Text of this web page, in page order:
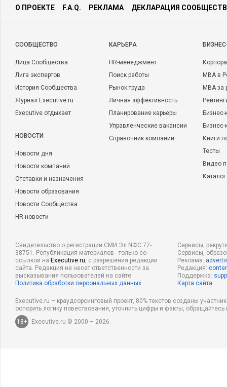
О ПРОЕКТЕ F.A.Q. РЕКЛАМА ДЕКЛАРАЦИЯ
CООБЩЕСТВО
Лица Сообщества
Лига экспертов
История Сообщества
Журнал Executive.ru
Executive отдыхает
НОВОСТИ
Новости дня
Новости компаний
Отставки и назначения
Новости образования
Новости Сообщества
HR-новости
КАРЬЕРА
HR-менеджмент
Поиск работы
Рынок труда
Личная эффективность
Планирование карьеры
Управленческие вакансии
Справочник компаний
MBA в
MBA
Бизнес-
Книги
Тесты
Видео
Свидетельство о регистрации СМИ Эл NФС 77-
38751. Републикация материалов - только со
ссылкой на Executive.ru, с разрешения редакции
сайта. Редакция не несет ответственности за
высказывания пользователей на сайте.
Политика обработки персональных данных
Сервисы,
Сервисы,
Реклама:
Редакция:
Поддержка:
Карта сайта
Executive.ru – краудсорсинговый проект, 80% текстов созданы
оспорить логику повествования, уточнить цифры и факты,
18+
Executive.ru © 2000 – 2026.